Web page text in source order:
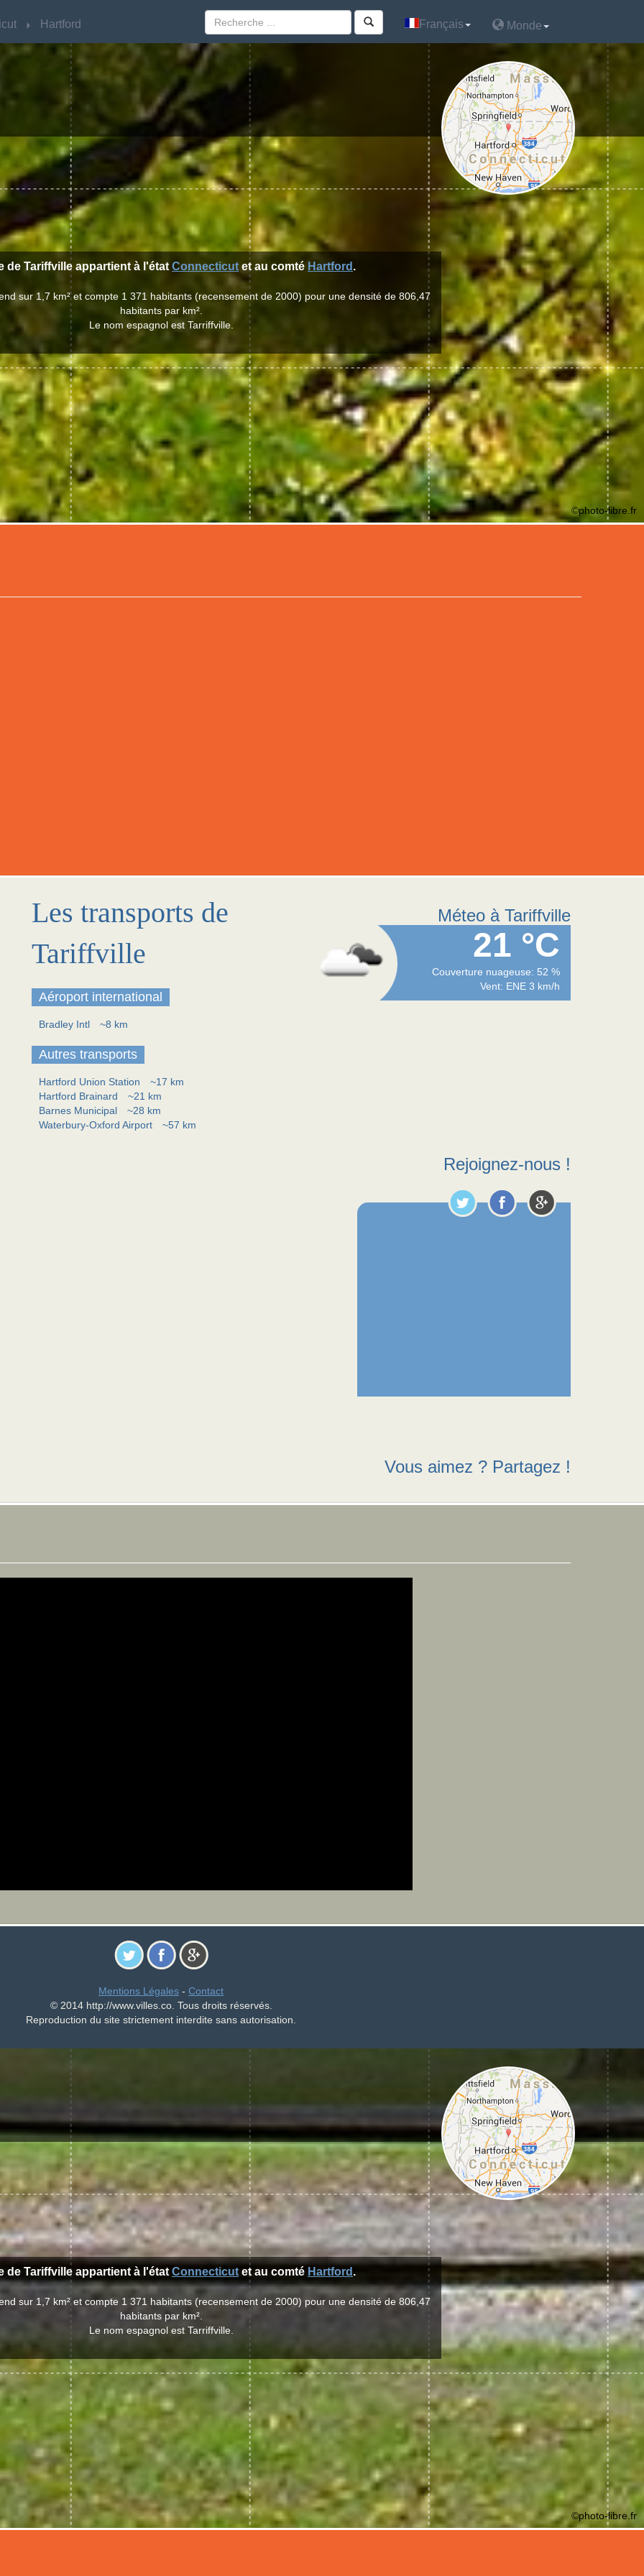
Hartford Français Monde
de Tariffville appartient à l'état Connecticutet au comté Hartford .
sur 1,7 km² et compte 1 371 habitants (recensement de 2000) pour une densité de 806,47
habitants par km².
Le nom espagnol est Tarriffville.
©photo-libre.fr
Les transports de
Tariffville
Aéroport international
Bradley Intl ~8 km
Autres transports
Hartford Union Station
~17 km
Hartford Brainard
~21 km
Barnes Municipal
~28 km
Waterbury-Oxford Airport
~57 km
Méteo à Tariffville
21 °C
Couverture nuageuse: 52 %
Vent: ENE 3 km/h
Rejoignez-nous !
Vous aimez ? Partagez !
Mentions Légales - Contact
© 2014 http://www.villes.co. Tous droits réservés.
Reproduction du site strictement interdite sans autorisation.
Hartford Français Monde
de Tariffville appartient à l'étatConnecticutet au comté Hartford .
sur 1,7 km² et compte 1 371 habitants (recensement de 2000) pour une densité de 806,47
habitants par km².
Le nom espagnol est Tarriffville.
©photo-libre.fr